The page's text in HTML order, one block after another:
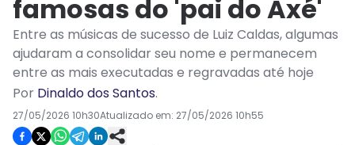
famosas do 'pai do Axé'
Entre as músicas de sucesso de Luiz Caldas, algumas
ajudaram a consolidar seu nome e permanecem
entre as mais executadas e regravadas até hoje
Por Dinaldo dos Santos.
27/05/2026 10h30Atualizado em: 27/05/2026 10h55